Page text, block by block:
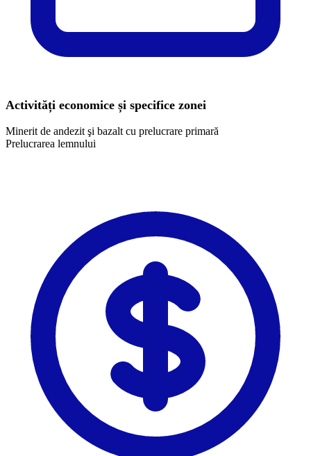
Activități economice și specifice zonei
Minerit de andezit şi bazalt cu prelucrare primară
Prelucrarea lemnului